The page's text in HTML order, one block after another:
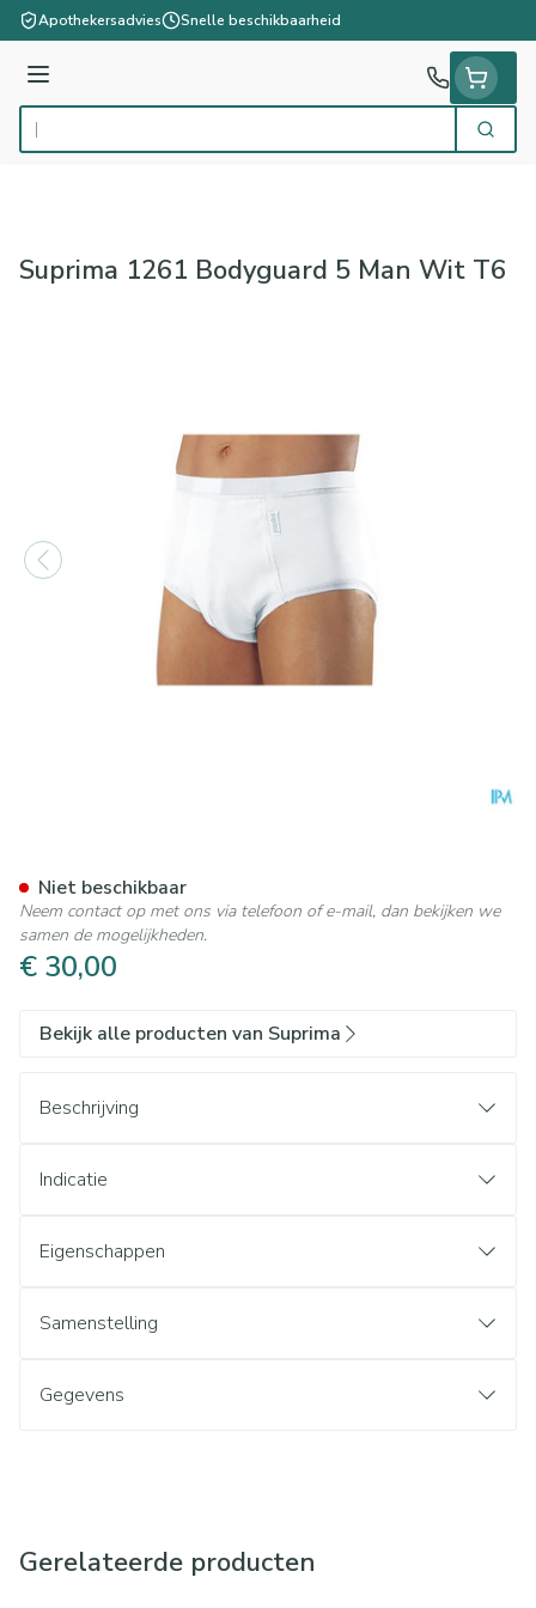
Ga naar de inhoud
Apothekersadvies Snelle beschikbaarheid
Menu
Product, merk, categorie... Zoek
Suprima 1261 Bodyguard 5 Man Wit T6
€ 30,00
Niet beschikbaar
Neem contact op met ons via telefoon of e-mail, dan bekijken we
samen de mogelijkheden.
Bekijk alle producten van Suprima
Beschrijving
Indicatie
Eigenschappen
Samenstelling
Gegevens
Gerelateerde producten